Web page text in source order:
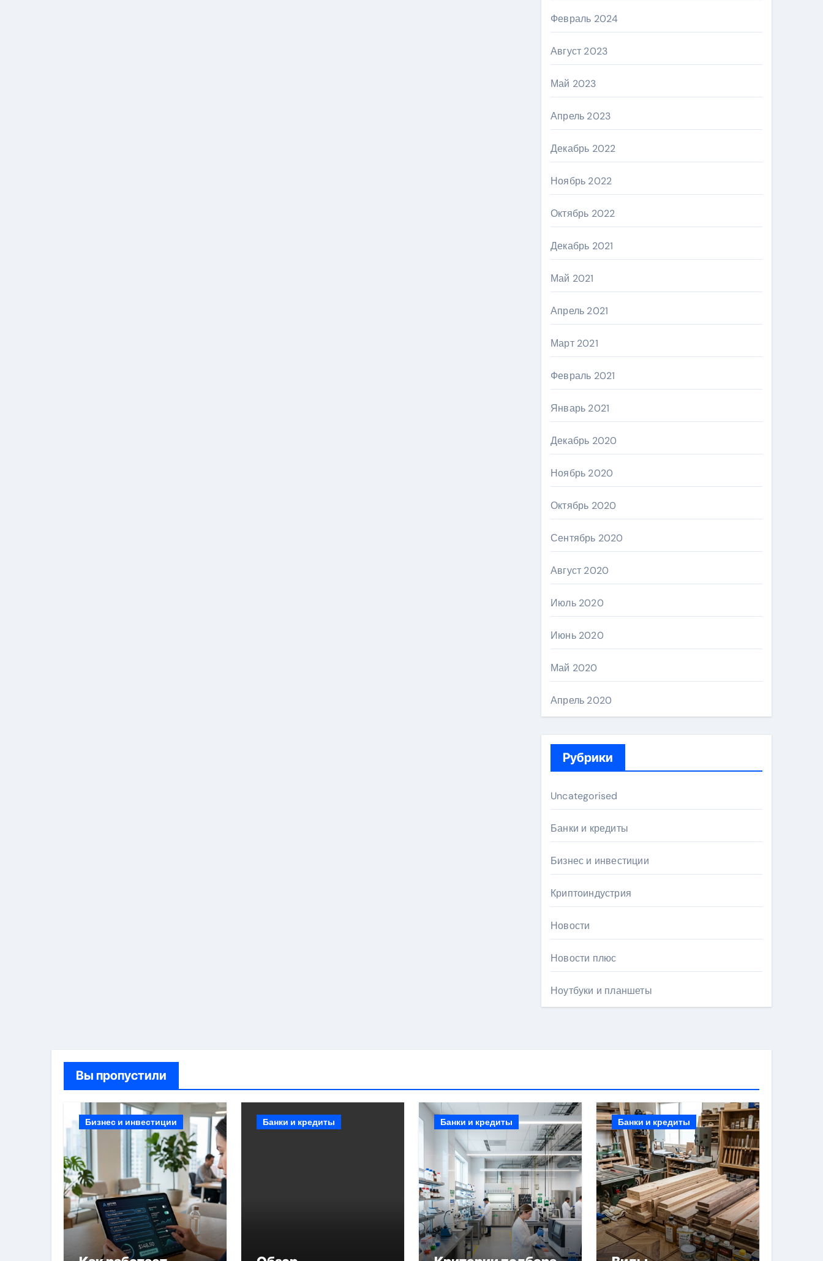
Февраль 2024
Август 2023
Май 2023
Апрель 2023
Декабрь 2022
Ноябрь 2022
Октябрь 2022
Декабрь 2021
Май 2021
Апрель 2021
Март 2021
Февраль 2021
Январь 2021
Декабрь 2020
Ноябрь 2020
Октябрь 2020
Сентябрь 2020
Август 2020
Июль 2020
Июнь 2020
Май 2020
Апрель 2020
Рубрики
Uncategorised
Банки и кредиты
Бизнес и инвестиции
Криптоиндустрия
Новости
Новости плюс
Ноутбуки и планшеты
Вы пропустили
Бизнес и инвестиции Банки и кредиты Банки и кредиты Банки и кредиты